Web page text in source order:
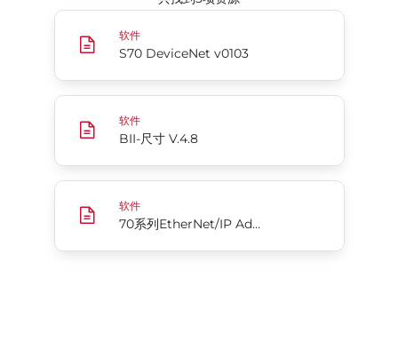
S70 DeviceNet v0103
软件
S70 DeviceNet v0103
BII-尺寸 V.4.8
软件
BII-尺寸 V.4.8
70系列EtherNet/IP Add-On Profile，用于Rockwell
软件
70系列EtherNet/IP Add-On Profile，用于Rockwell Automation Studio5000